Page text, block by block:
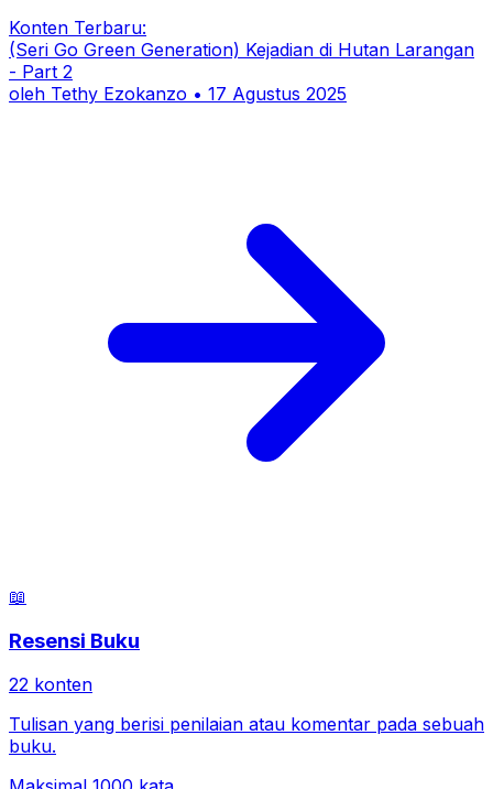
Konten Terbaru:
(Seri Go Green Generation) Kejadian di Hutan Larangan
- Part 2
oleh Tethy Ezokanzo • 17 Agustus 2025
📖
Resensi Buku
22 konten
Tulisan yang berisi penilaian atau komentar pada sebuah
buku.